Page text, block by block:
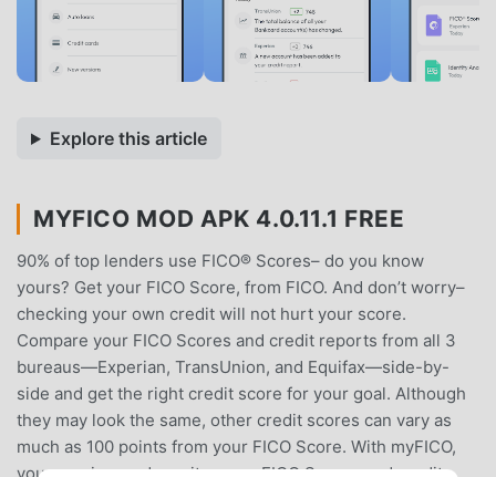
Explore this article
MYFICO MOD APK 4.0.11.1 FREE
90% of top lenders use FICO® Scores– do you know
yours? Get your FICO Score, from FICO. And don’t worry–
checking your own credit will not hurt your score.
Compare your FICO Scores and credit reports from all 3
bureaus—Experian, TransUnion, and Equifax—side-by-
side and get the right credit score for your goal. Although
they may look the same, other credit scores can vary as
much as 100 points from your FICO Score. With myFICO,